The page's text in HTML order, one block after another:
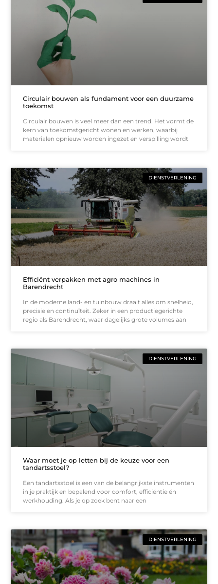
Circulair bouwen als fundament voor een duurzame
toekomst
Circulair bouwen is veel meer dan een trend. Het vormt de
kern van toekomstgericht wonen en werken, waarbij
materialen opnieuw worden ingezet en verspilling wordt
DIENSTVERLENING
Efficiënt verpakken met agro machines in
Barendrecht
In de moderne land- en tuinbouw draait alles om snelheid,
precisie en continuïteit. Zeker in een productiegerichte
regio als Barendrecht, waar dagelijks grote volumes aan
DIENSTVERLENING
Waar moet je op letten bij de keuze voor een
tandartsstoel?
Een tandartsstoel is een van de belangrijkste instrumenten
in je praktijk en bepalend voor comfort, efficiëntie én
werkhouding. Als je op zoek bent naar een
DIENSTVERLENING